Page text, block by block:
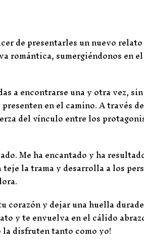
de presentarles un nuevo
romántica, sumergiéndonos en
a encontrarse una y otra vez, sin
en el camino. A través
del vínculo entre los
Me ha encantado y ha
la trama y desarrolla a los
corazón y dejar una huella
y te envuelva en el cálido
la disfruten tanto como yo!